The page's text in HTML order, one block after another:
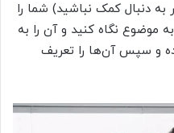
به دنبال کمک نباشید) شما را
موضوع نگاه کنید و آن را به
و سپس آن‌ها را تعریف